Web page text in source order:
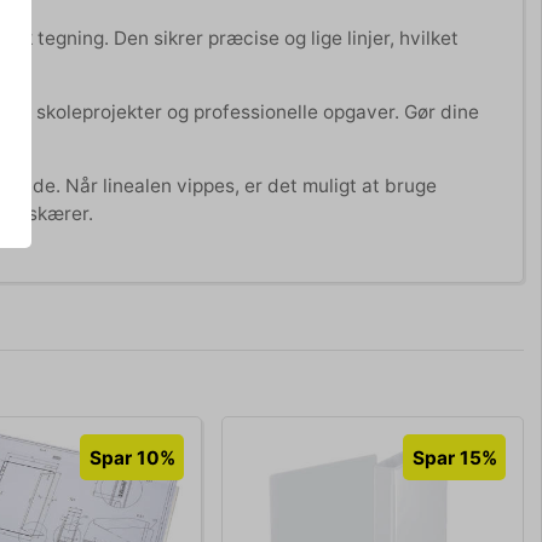
tegning. Den sikrer præcise og lige linjer, hvilket
skoleprojekter og professionelle opgaver. Gør dine
Når linealen vippes, er det muligt at bruge
skærer.
Spar 10% Spar 15%